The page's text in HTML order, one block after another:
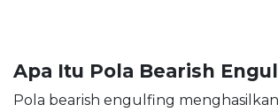
Apa Itu Pola Bearish
Pola bearish engulfing